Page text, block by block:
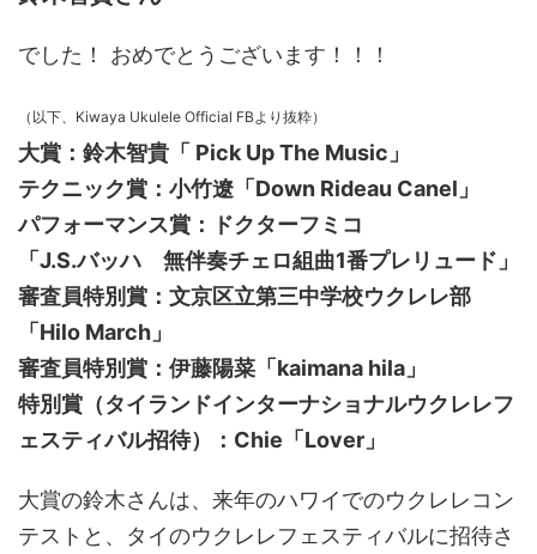
でした！ おめでとうございます！！！
（以下、 Kiwaya Ukulele Official FBより抜粋）
大賞：鈴木智貴「 Pick Up The Music」
テクニック賞：小竹遼「Down Rideau Canel」
パフォーマンス賞：ドクターフミコ
「J.S.バッハ 無伴奏チェロ組曲1番プレリュード」
審査員特別賞：文京区立第三中学校ウクレレ部
「Hilo March」
審査員特別賞：伊藤陽菜「kaimana hila」
特別賞（タイランドインターナショナルウクレレフ
ェスティバル招待）：Chie「Lover」
大賞の鈴木さんは、来年のハワイでのウクレレコン
テストと、タイのウクレレフェスティバルに招待さ